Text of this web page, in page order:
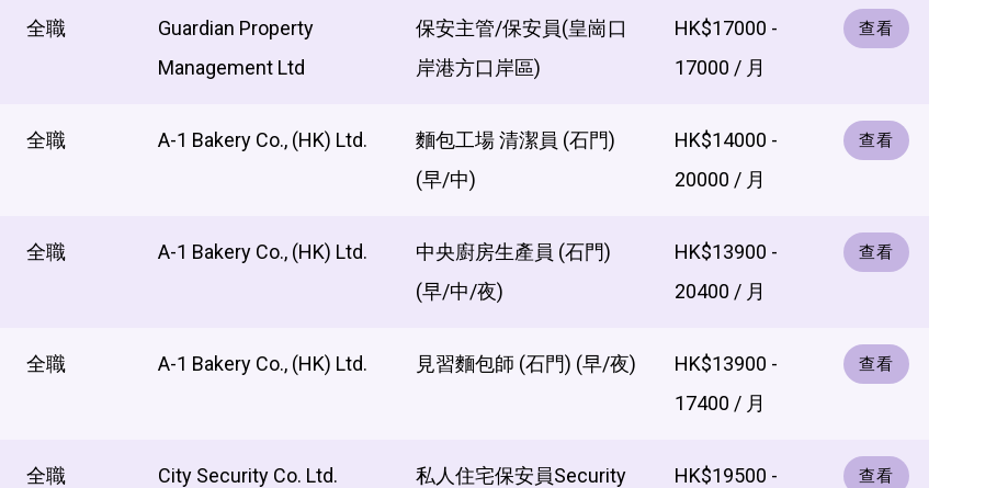
全職
Guardian Property
Management Ltd
保安主管/保安員(皇崗口
岸港方口岸區)
HK$17000 -
17000 / 月
查看
全職 A-1 Bakery Co., (HK) Ltd.
麵包工場 清潔員 (石門)
(早/中)
HK$14000 -
20000 / 月
查看
全職 A-1 Bakery Co., (HK) Ltd.
中央廚房生產員 (石門)
(早/中/夜)
HK$13900 -
20400 / 月
查看
全職 A-1 Bakery Co., (HK) Ltd. 見習麵包師 (石門) (早/夜)
HK$13900 -
17400 / 月
查看
全職 City Security Co. Ltd.
私人住宅保安員Security
HK$19500 -
查看